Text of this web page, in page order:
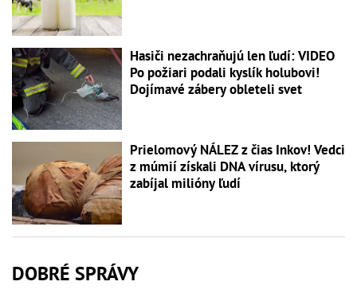
Hasiči nezachraňujú len ľudí: VIDEO
Po požiari podali kyslík holubovi!
Dojímavé zábery obleteli svet
Prielomový NÁLEZ z čias Inkov! Vedci
z múmií získali DNA vírusu, ktorý
zabíjal milióny ľudí
DOBRÉ SPRÁVY